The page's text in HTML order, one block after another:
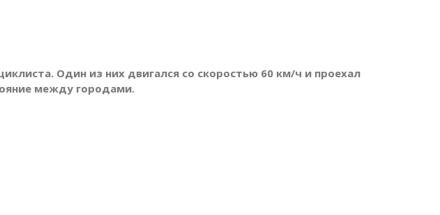
Один из них двигался со скоростью 60 км/ч и проехал
между городами.